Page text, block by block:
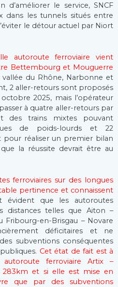
d’améliorer le service, SNCF
dans les tunnels situés entre
le détour actuel par Niort
autoroute ferroviaire vient
Bettembourg et Mouguerre
vallée du Rhône, Narbonne et
2 aller-retours sont proposés
2025, mais l’opérateur
à quatre aller-retours par
des trains mixtes pouvant
de poids-lourds et 22
réaliser un premier bilan
la réussite devrait être au
ferroviaires sur des longues
pertinence et connaissent
évident que les autoroutes
distances telles que Aiton –
Fribourg-en-Brisgau – Novare
déficitaires et ne
subventions conséquentes
Cet état de fait est à
ferroviaire Artix –
283km et si elle est mise en
que par des subventions